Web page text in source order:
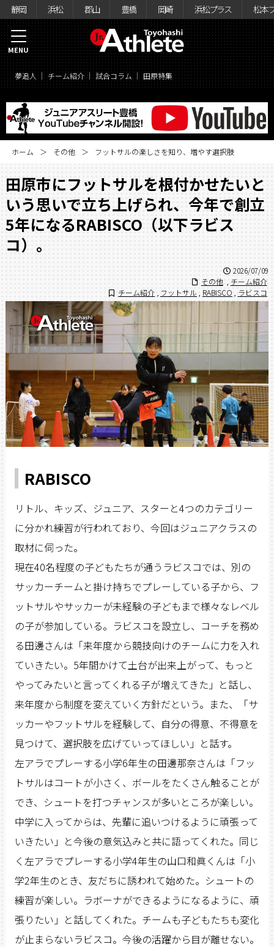
静岡 浜松 郡山 豊橋 岡崎 浜松プラス 松本
夢追人 チーム紹介 試合コラム 田原特集
MENU
ホーム その他 フットサルの楽しさを知り、増やす選択肢
田原市にフットサルを根付かせたいと
いう思いで立ち上げられ、今年で創立
5年になるRABISCO（以下ラビス
コ）。
2026/07/09
その他
チーム紹介
チーム紹介 フットサル RABISCO ラビスコ
RABISCO
リトル、キッズ、ジュニア、スターと4つのカテゴリー
に分かれ練習が行われており、今回はジュニアクラスの
取材に伺った。
現在40名程度の子どもたちが通うラビスコでは、別の
サッカーチームと掛け持ちでプレーしている子から、フ
ットサルやサッカーが未経験の子どもまで様々なレベル
の子が参加している。ラビスコを設立し、コーチを務め
る田邊さんは「来年度から競技向けのチームに力を入れ
ていきたい。5年間かけて土台が出来上がって、もっと
やってみたいと言ってくれる子が増えてきた」と話し、
来年度から制度を変えていく方針だという。また、「サ
ッカーやフットサルを経験して、自分の得意、不得意を
見つけて、選択肢を広げていってほしい」と話す。
左アラでプレーする小学6年生の田邊那奈さんは「フッ
トサルはコートが小さく、ボールをたくさん触ることが
でき、シュートを打つチャンスが多いところが楽しい。
中学に入ってからは、先輩に追いつけるように頑張って
いきたい」と今後の意気込みと共に語ってくれた。同じ
く左アラでプレーする小学4年生の山口和眞くんは「小
学2年生のとき、友だちに誘われて始めた。シュートの
練習が楽しい。ラボーナができるようになるように、頑
張りたい」と話してくれた。チームも子どもたちも変化
が止まらないラビスコ。今後の活躍から目が離せない。